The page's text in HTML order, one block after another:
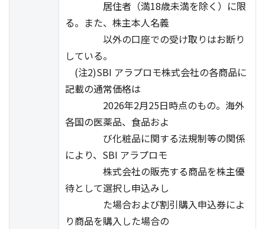
居住者（満18歳未満を除く）に限
る。また、株主本人名義
以外の口座での受け取りはお断り
している。
(注2)SBI アラプロモ株式会社の各商品に
記載の通常価格は
2026年2月25日時点のもの。海外
各国の医薬品、食品およ
び化粧品に関する法規制等の関係
により、SBI アラプロモ
株式会社の販売する商品を株主優
待として選択し申込みし
た場合および割引購入申込券によ
り商品を購入した場合の